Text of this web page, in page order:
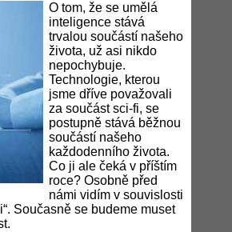
O tom, že se umělá
inteligence stává
trvalou součástí našeho
života, už asi nikdo
nepochybuje.
Technologie, kterou
jsme dříve považovali
za součást sci-fi, se
postupně stává běžnou
součástí našeho
každodenního života.
Co ji ale čeká v příštím
roce? Osobně před
námi vidím v souvislosti
Současně se budeme mu­set